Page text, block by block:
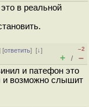
в реальной
[ответить][↓]
–2
+ / –
и патефон это
и возможно слышит